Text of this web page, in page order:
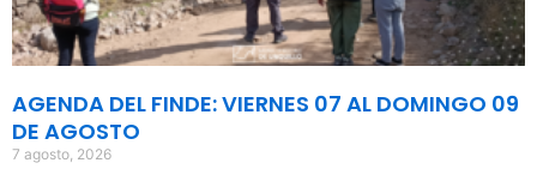
AGENDA DEL FINDE: VIERNES 07 AL DOMINGO 09
DE AGOSTO
7 agosto, 2026